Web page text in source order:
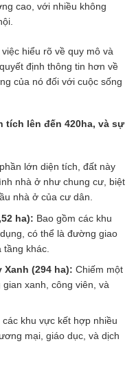
cao, với nhiều không
hiểu rõ về quy mô và
định thông tin hơn về
của nó đối với cuộc sống
tích lên đến 420ha, và sự
lớn diện tích, đất này
nhà ở như chung cư, biệt
nhà ở của cư dân.
ha): Bao gồm các khu
có thể là đường giao
khác.
Xanh (294 ha): Chiếm một
xanh, công viên, và
các khu vực kết hợp nhiều
mại, giáo dục, và dịch